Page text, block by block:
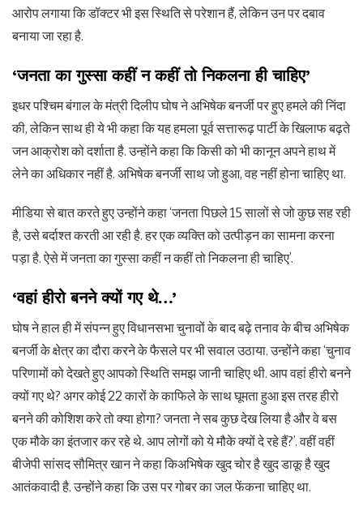
आरोप लगाया कि डॉक्टर भी इस स्थिति से परेशान हैं, लेकिन उन पर दबाव
बनाया जा रहा है.
‘जनता का गुस्सा कहीं न कहीं तो निकलना ही चाहिए’
इधर पश्चिम बंगाल के मंत्री दिलीप घोष ने अभिषेक बनर्जी पर हुए हमले की निंदा
की, लेकिन साथ ही ये भी कहा कि यह हमला पूर्व सत्तारूढ़ पार्टी के खिलाफ बढ़ते
जन आक्रोश को दर्शाता है. उन्होंने कहा कि किसी को भी कानून अपने हाथ में
लेने का अधिकार नहीं है. अभिषेक बनर्जी साथ जो हुआ, वह नहीं होना चाहिए था.
मीडिया से बात करते हुए उन्होंने कहा ‘जनता पिछले 15 सालों से जो कुछ सह रही
है, उसे बर्दाश्त करती आ रही है. हर एक व्यक्ति को उत्पीड़न का सामना करना
पड़ा है. ऐसे में जनता का गुस्सा कहीं न कहीं तो निकलना ही चाहिए’.
‘वहां हीरो बनने क्यों गए थे…’
घोष ने हाल ही में संपन्न हुए विधानसभा चुनावों के बाद बढ़े तनाव के बीच अभिषेक
बनर्जी के क्षेत्र का दौरा करने के फैसले पर भी सवाल उठाया. उन्होंने कहा ‘चुनाव
परिणामों को देखते हुए आपको स्थिति समझ जानी चाहिए थी. आप वहां हीरो बनने
क्यों गए थे? अगर कोई 22 कारों के काफिले के साथ घूमता हुआ इस तरह हीरो
बनने की कोशिश करे तो क्या होगा? जनता ने सब कुछ देख लिया है और वे बस
एक मौके का इंतजार कर रहे थे. आप लोगों को ये मौके क्यों दे रहे हैं?’. वहीं वहीं
बीजेपी सांसद सौमित्र खान ने कहा किअभिषेक खुद चोर है खुद डाकू है खुद
आतंकवादी है. उन्होंने कहा कि उस पर गोबर का जल फेंकना चाहिए था.